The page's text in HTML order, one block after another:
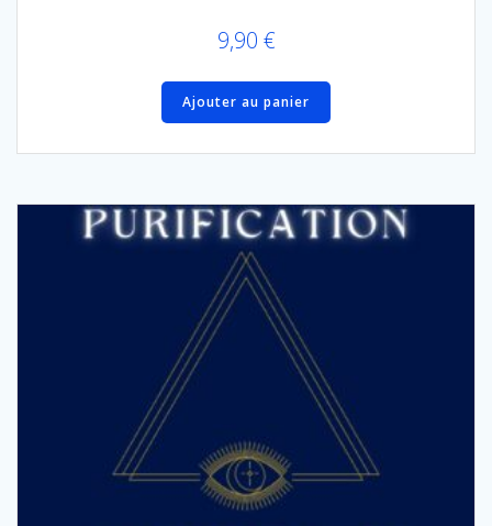
9,90 €
Ajouter au panier